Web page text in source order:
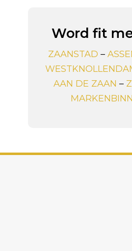
Word fit
ZAANSTAD –
AAN DE ZAAN –